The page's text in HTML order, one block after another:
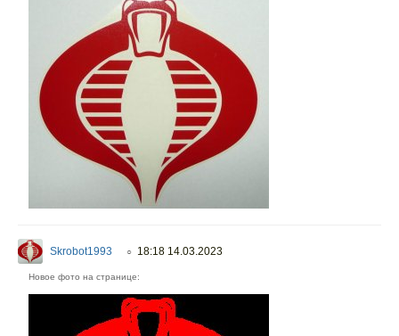
Skrobot1993 ○ 18:18 14.03.2023
Новое фото на странице: